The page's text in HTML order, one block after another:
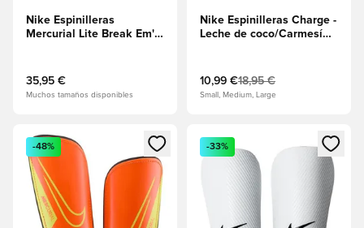
Nike Espinilleras
Mercurial Lite Break Em' -
35,95 €
Muchos tamaños disponibles
Nike Espinilleras Charge -
Leche de coco/Carmesí
10,99 €18,95 €
Small, Medium, Large
Abre un modal para iniciar sesión o registrarse como
-48%
Abre un modal para iniciar
-33%